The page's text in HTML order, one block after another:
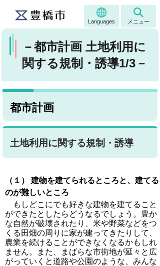
Languages メニュー
－都市計画 土地利用に
関する規制・誘導1/3－
都市計画
土地利用に関する規制・誘導
（１） 建物を建てられるところと、建てる
のが難しいところ
もしどこにでも好きな建物を建てること
ができたとしたらどうなるでしょう。豊か
な自然が破壊されたり、米や野菜などをつ
くる田畑の周りに家が建ってきたりして、
農業を続けることができなくなるかもしれ
ません。また、まばらな市街地が延々と広
がっていくと道路や公園のような、みんな